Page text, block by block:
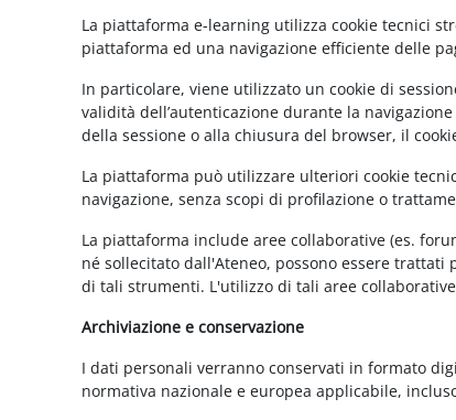
La piattaforma e-learning utilizza cookie tecnici
piattaforma ed una navigazione efficiente delle
In particolare, viene utilizzato un cookie di
validità dell’autenticazione durante la
della sessione o alla chiusura del browser, il
La piattaforma può utilizzare ulteriori cookie
navigazione, senza scopi di profilazione o
La piattaforma include aree collaborative (es.
né sollecitato dall'Ateneo, possono essere
di tali strumenti. L'utilizzo di tali aree
Archiviazione e conservazione
I dati personali verranno conservati in formato
normativa nazionale e europea applicabile,